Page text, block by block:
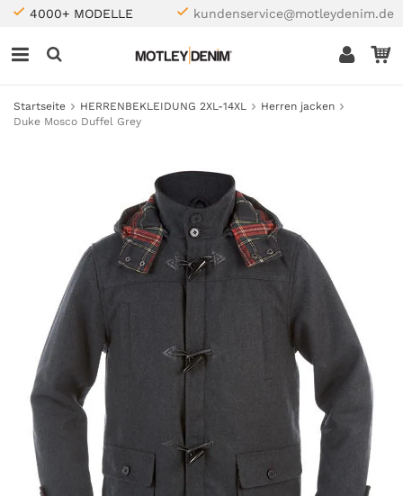
4000+ MODELLE kundenservice@motleydenim.de
Startseite HERRENBEKLEIDUNG 2XL-14XL
Herren jacken
Duke Mosco Duffel Grey